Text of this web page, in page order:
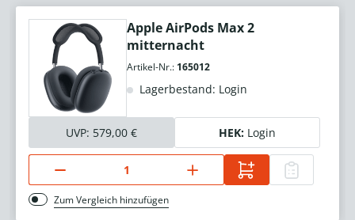
Apple AirPods Max 2
mitternacht
Artikel-Nr.: 165012
Lagerbestand: Login
UVP: 579,00 € HEK: Login
Zum Vergleich hinzufügen